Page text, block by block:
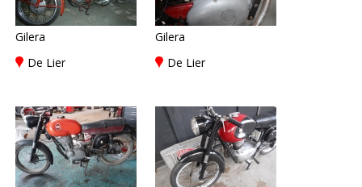
Gilera
De Lier
Gilera
De Lier